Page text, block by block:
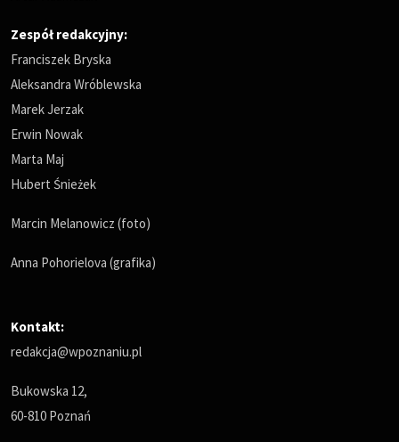
Zespół redakcyjny:
Franciszek Bryska
Aleksandra Wróblewska
Marek Jerzak
Erwin Nowak
Marta Maj
Hubert Śnieżek
Marcin Melanowicz (foto)
Anna Pohorielova (grafika)
Kontakt:
redakcja@wpoznaniu.pl
Bukowska 12,
60-810 Poznań